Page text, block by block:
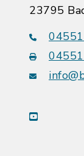
23795
youtube